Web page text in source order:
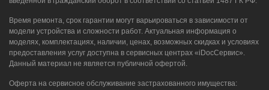
Время ремонта, срок гарантии могут варьироваться в зависимости от
модели устройства и сложности работ. Актуальная информация о
моделях, комплектациях, наличии, ценах, возможных скидках и условиях
предоставления услуг доступна в сервисных центрах «iDocСервис».
Данный материал не является публичной офертой.
Оферта на сервисное обслуживание застрахованного имущества: